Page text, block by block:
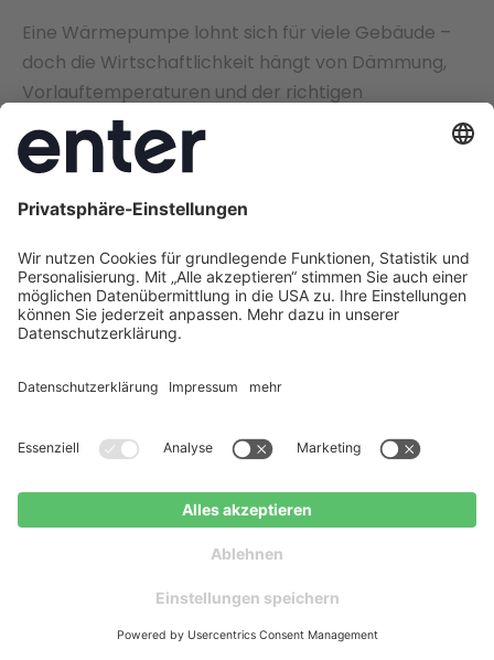
Eine Wärmepumpe lohnt sich für viele Gebäude –
doch die Wirtschaftlichkeit hängt von Dämmung,
Vorlauftemperaturen und der richtigen
Dimensionierung ab. Enter analysiert Ihr Haus
ganzheitlich und findet die perfekt passende Lösung
mit Ø 3.360 € jährlicher Energiekosteneinsparung.
Jetzt Weiterlesen
Monoblock vs. Split-Wärmepumpe: